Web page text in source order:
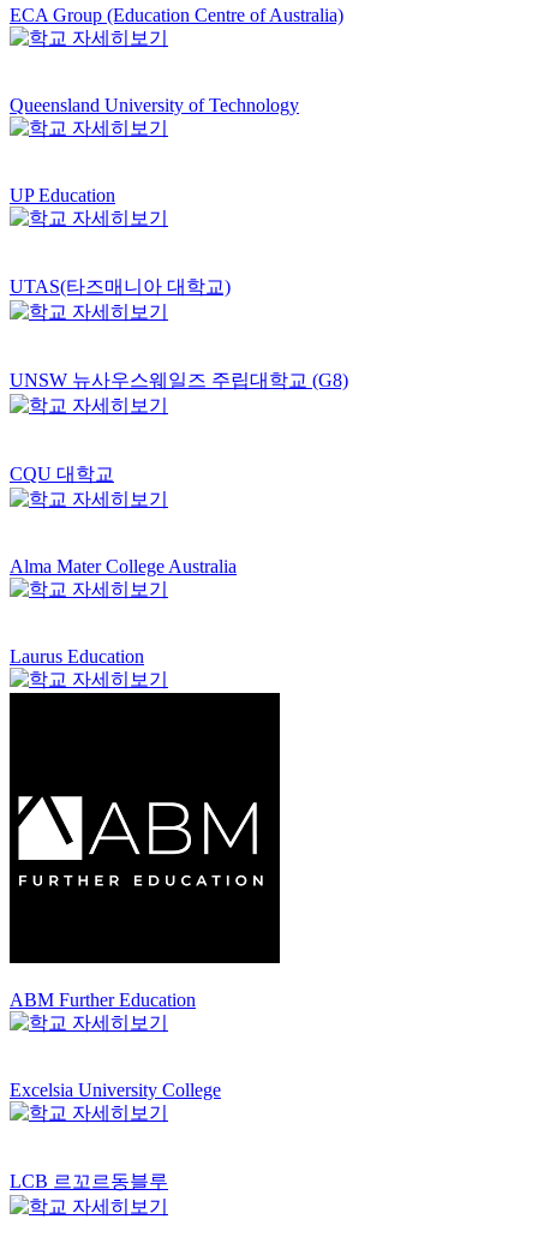
ECA Group (Education Centre of Australia)
Queensland University of Technology
UP Education
UTAS(타즈매니아 대학교)
UNSW 뉴사우스웨일즈 주립대학교 (G8)
CQU 대학교
Alma Mater College Australia
Laurus Education
ABM Further Education
Excelsia University College
LCB 르꼬르동블루